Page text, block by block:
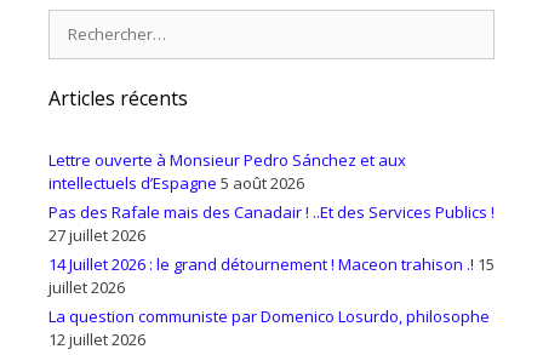
Articles récents
Lettre ouverte à Monsieur Pedro Sánchez et aux
intellectuels d’Espagne 5 août 2026
Pas des Rafale mais des Canadair ! ..Et des Services Publics !
27 juillet 2026
14 Juillet 2026 : le grand détournement ! Maceon trahison .! 15
juillet 2026
La question communiste par Domenico Losurdo, philosophe
12 juillet 2026